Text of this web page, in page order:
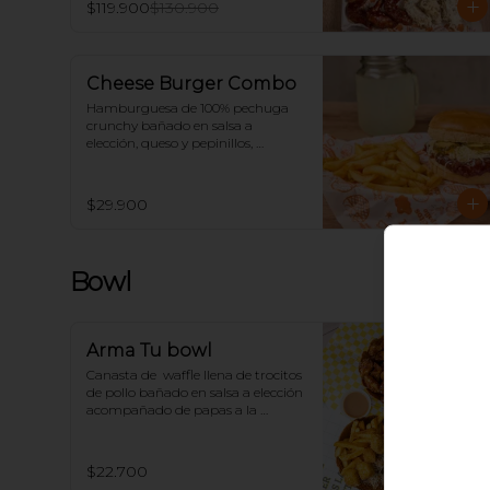
$119.900$130.900
Cheese Burger Combo
Hamburguesa de 100% pechuga
crunchy bañado en salsa a
elección, queso y pepinillos,
$29.900
Bowl
Arma Tu bowl
Canasta de  waffle llena de trocitos
de pollo bañado en salsa a elección
acompañado de papas a la
$22.700